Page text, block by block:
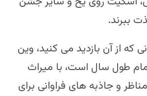
ببرند.
که از آن بازدید می کنید، وین
طول سال است، با میراث
و جاذبه های فراوانی برای